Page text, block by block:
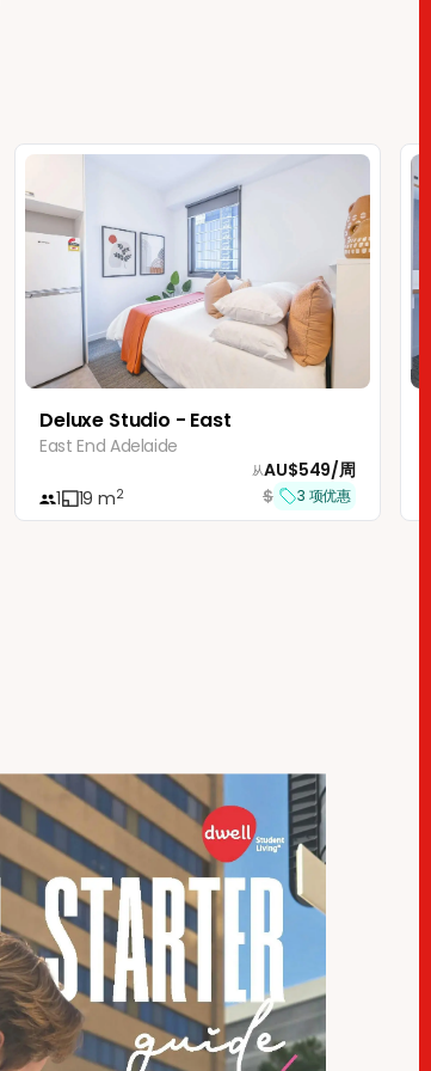
Deluxe Studio - East
East End Adelaide
1 19 m2
从AU$549/周
$
3 项优惠